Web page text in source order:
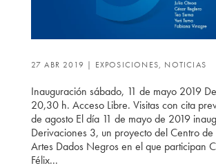
27 ABR 2019 | EXPOSICIONES, NOTICIAS
Inauguración sábado, 11 de mayo 2019
20,30 h. Acceso Libre. Visitas con cita
de agosto El día 11 de mayo de 2019
Derivaciones 3, un proyecto del Centro
Artes Dados Negros en el que participan
Félix...